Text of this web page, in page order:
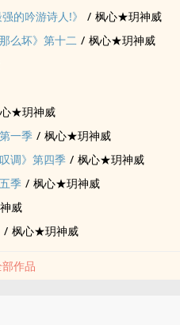
的吟游诗人!》 / 枫心★玥神威
么坏》第十二 / 枫心★玥神威
★玥神威
一季 / 枫心★玥神威
调》第四季 / 枫心★玥神威
季 / 枫心★玥神威
威
/ 枫心★玥神威
作品